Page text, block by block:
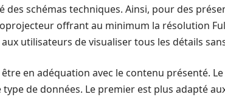
schémas techniques. Ainsi, pour des
offrant au minimum la résolution
utilisateurs de visualiser tous les détails
en adéquation avec le contenu présenté.
de données. Le premier est plus adapté